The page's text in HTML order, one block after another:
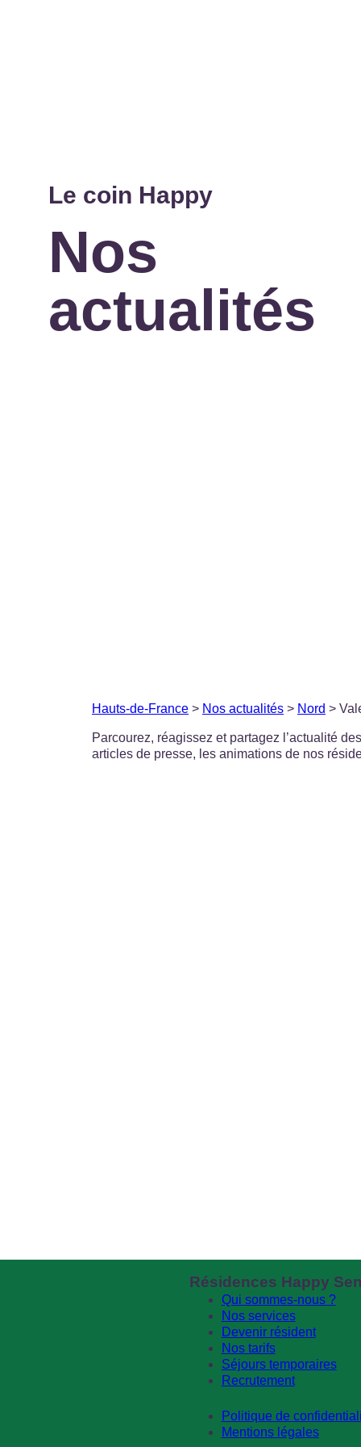
Le coin Happy
Nos
actualités
Hauts-de-France > Nos actualités > Nord >
Parcourez, réagissez et partagez l’actualité
articles de presse, les animations de nos
Résidences Happy
Qui sommes-nous ?
Nos services
Devenir résident
Nos tarifs
Séjours temporaires
Recrutement
Politique de
Mentions légales